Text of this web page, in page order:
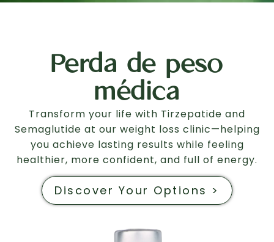
Perda de peso
médica
Transform your life with Tirzepatide and
Semaglutide at our weight loss clinic—helping
you achieve lasting results while feeling
healthier, more confident, and full of energy.
Discover Your Options >